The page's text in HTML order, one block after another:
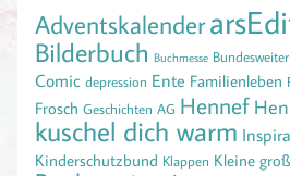
Adventskalender
Bilderbuch Buchmesse
Comic depression Ente Familienleben
Frosch Geschichten AG Hennef
kuschel dich warm
Kinderschutzbund Klappen Kleine